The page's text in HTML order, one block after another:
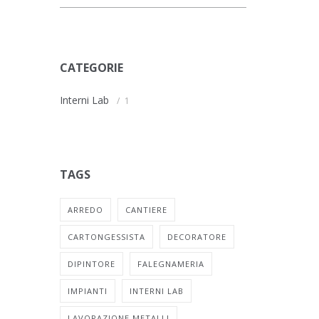
CATEGORIE
Interni Lab 1
TAGS
ARREDO CANTIERE
CARTONGESSISTA DECORATORE
DIPINTORE FALEGNAMERIA
IMPIANTI INTERNI LAB